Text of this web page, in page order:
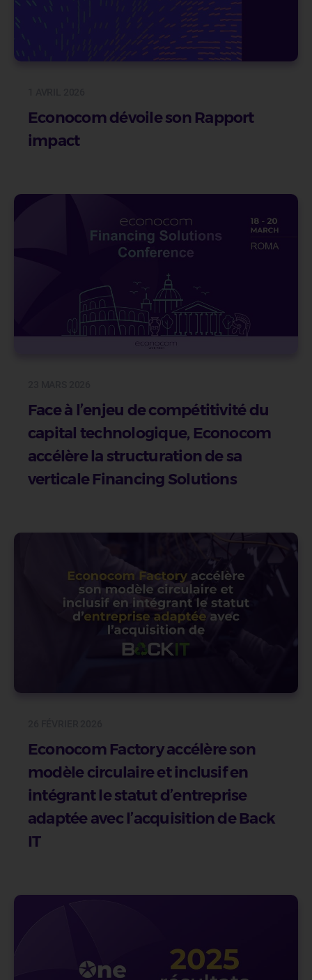
Econocom dévoile son Rapport
impact
Face à l’enjeu de compétitivité du
capital technologique, Econocom
accélère la structuration de sa
verticale Financing Solutions
Econocom Factory accélère son
modèle circulaire et inclusif en
intégrant le statut d’entreprise
adaptée avec l’acquisition de Back
IT